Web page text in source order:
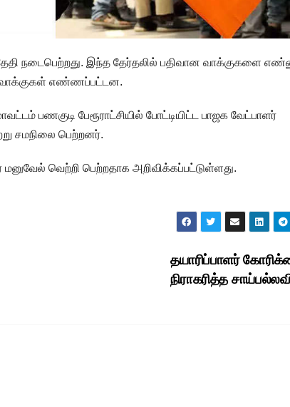
நடைபெற்றது. இந்த தேர்தலில் பதிவான வாக்குகளை
வாக்குகள் எண்ணப்பட்டன.
பணகுடி பேரூராட்சியில் போட்டியிட்ட பாஜக வேட்பாளர்
சமநிலை பெற்றனர்.
வெற்றி பெற்றதாக அறிவிக்கப்பட்டுள்ளது.
தயாரிப்பாளர்
நிராகரித்த